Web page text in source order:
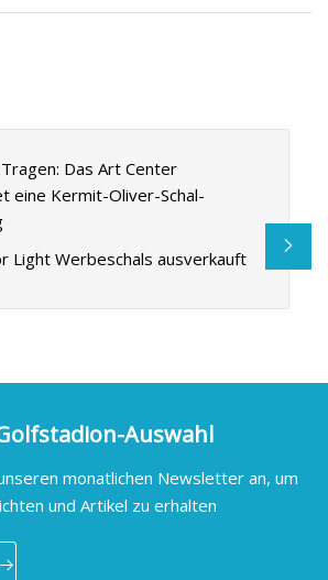
Das Art Center
eine Kermit-Oliver-Schal-
Light Werbeschals ausverkauft
Auswahl
monatlichen Newsletter an, um
und Artikel zu erhalten